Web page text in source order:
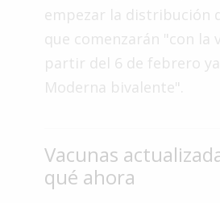
Espectáculos
Policiales
Familia
Clasificados
empezar la distribución
que comenzarán "con la
partir del 6 de febrero
Moderna bivalente".
Vacunas
qué ahora